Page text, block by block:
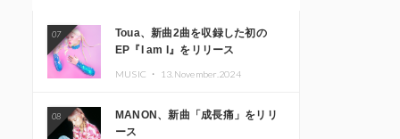
07
Toua、新曲2曲を収録した初の
EP『I am I』をリリース
MUSIC ・ 13.November.2024
08
MANON、新曲「成長痛」をリリ
ース